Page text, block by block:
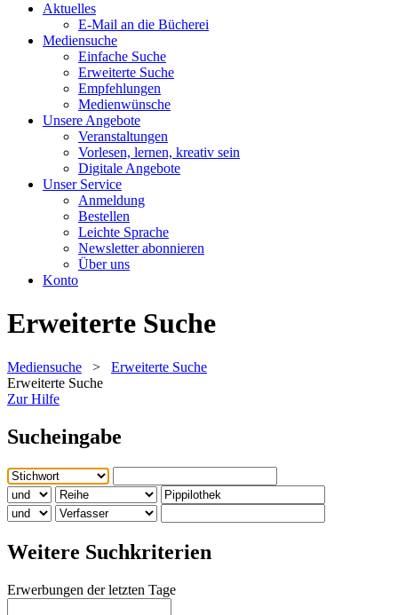
Aktuelles
E-Mail an die Bücherei
Mediensuche
Einfache Suche
Erweiterte Suche
Empfehlungen
Medienwünsche
Unsere Angebote
Veranstaltungen
Vorlesen, lernen, kreativ sein
Digitale Angebote
Unser Service
Anmeldung
Bestellen
Leichte Sprache
Newsletter abonnieren
Über uns
Konto
Erweiterte Suche
Mediensuche > Erweiterte Suche
Erweiterte Suche
Zur Hilfe
Sucheingabe
Weitere Suchkriterien
Erwerbungen der letzten Tage